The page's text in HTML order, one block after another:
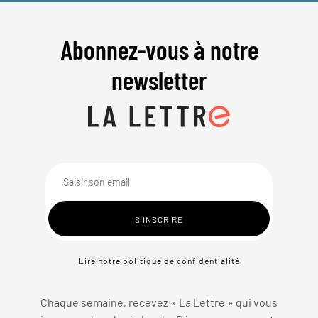
Abonnez-vous à notre
newsletter
Lire notre politique de confidentialité
Chaque semaine, recevez « La Lettre » qui vous